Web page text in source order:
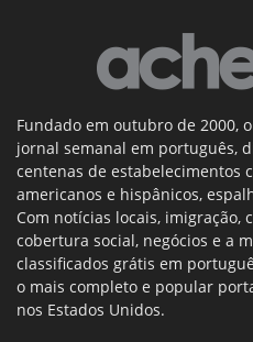
Fundado em outubro de 2000,
jornal semanal em português,
centenas de estabelecimentos
americanos e hispânicos,
Com notícias locais, imigração,
cobertura social, negócios e a
classificados grátis em
o mais completo e popular
nos Estados Unidos.